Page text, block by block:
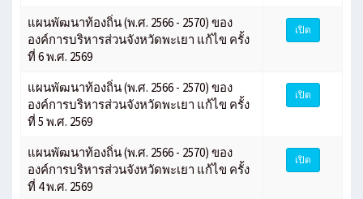
แผนพัฒนาท้องถิ่น (พ.ศ. 2566 - 2570) ของ
องค์การบริหารส่วนจังหวัดพะเยา แก้ไข ครั้ง
ที่ 6 พ.ศ. 2569
เปิด
แผนพัฒนาท้องถิ่น (พ.ศ. 2566 - 2570) ของ
องค์การบริหารส่วนจังหวัดพะเยา แก้ไข ครั้ง
ที่ 5 พ.ศ. 2569
เปิด
แผนพัฒนาท้องถิ่น (พ.ศ. 2566 - 2570) ของ
องค์การบริหารส่วนจังหวัดพะเยา แก้ไข ครั้ง
ที่ 4 พ.ศ. 2569
เปิด